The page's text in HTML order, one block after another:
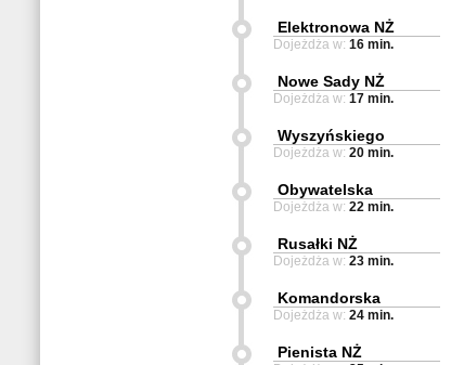
Elektronowa NŻ
Dojeżdża w: 16 min.
Nowe Sady NŻ
Dojeżdża w: 17 min.
Wyszyńskiego
Dojeżdża w: 20 min.
Obywatelska
Dojeżdża w: 22 min.
Rusałki NŻ
Dojeżdża w: 23 min.
Komandorska
Dojeżdża w: 24 min.
Pienista NŻ